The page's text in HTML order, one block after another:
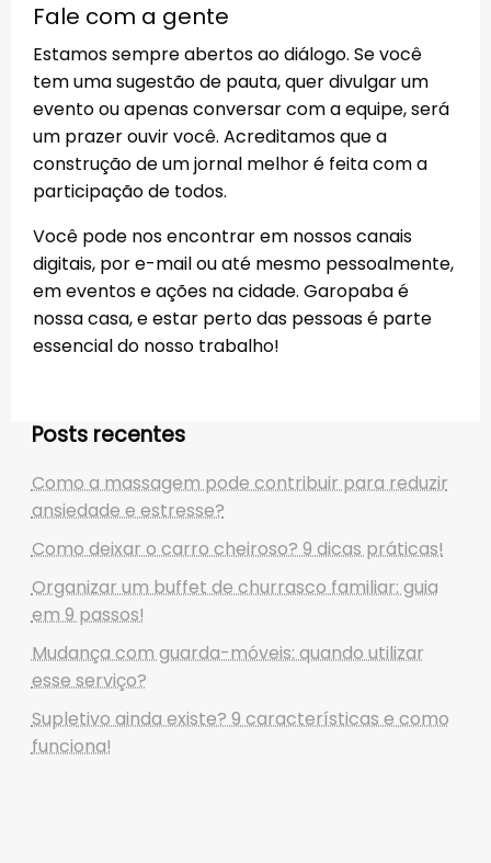
Fale com a gente
Estamos sempre abertos ao diálogo. Se você
tem uma sugestão de pauta, quer divulgar um
evento ou apenas conversar com a equipe, será
um prazer ouvir você. Acreditamos que a
construção de um jornal melhor é feita com a
participação de todos.
Você pode nos encontrar em nossos canais
digitais, por e-mail ou até mesmo pessoalmente,
em eventos e ações na cidade. Garopaba é
nossa casa, e estar perto das pessoas é parte
essencial do nosso trabalho!
Posts recentes
Como a massagem pode contribuir para reduzir
ansiedade e estresse?
Como deixar o carro cheiroso? 9 dicas práticas!
Organizar um buffet de churrasco familiar: guia
em 9 passos!
Mudança com guarda-móveis: quando utilizar
esse serviço?
Supletivo ainda existe? 9 características e como
funciona!